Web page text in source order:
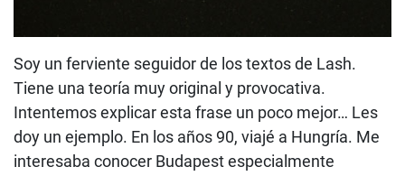
Soy un ferviente seguidor de los textos de Lash.
Tiene una teoría muy original y provocativa.
Intentemos explicar esta frase un poco mejor… Les
doy un ejemplo. En los años 90, viajé a Hungría. Me
interesaba conocer Budapest especialmente